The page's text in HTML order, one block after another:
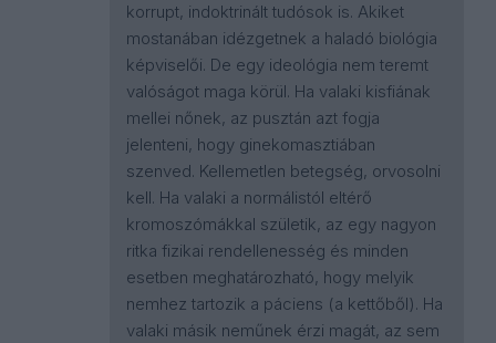
korrupt, indoktrinált tudósok is. Akiket
mostanában idézgetnek a haladó biológia
képviselői. De egy ideológia nem teremt
valóságot maga körül. Ha valaki kisfiának
mellei nőnek, az pusztán azt fogja
jelenteni, hogy ginekomasztiában
szenved. Kellemetlen betegség, orvosolni
kell. Ha valaki a normálistól eltérő
kromoszómákkal születik, az egy nagyon
ritka fizikai rendellenesség és minden
esetben meghatározható, hogy melyik
nemhez tartozik a páciens (a kettőből). Ha
valaki másik neműnek érzi magát, az sem